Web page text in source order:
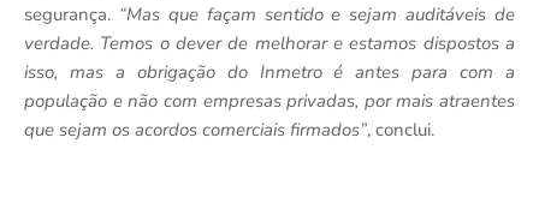
segurança. “Mas que façam sentido e sejam auditáveis de
verdade. Temos o dever de melhorar e estamos dispostos a
isso, mas a obrigação do Inmetro é antes para com a
população e não com empresas privadas, por mais atraentes
que sejam os acordos comerciais firmados”, conclui.